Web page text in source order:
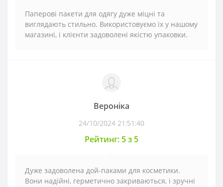
Паперові пакети для одягу дуже міцні та
виглядають стильно. Використовуємо їх у нашому
магазині, і клієнти задоволені якістю упаковки.
Вероніка
24/10/2024 21:51:40
Рейтинг: 5 з 5
Дуже задоволена дой-паками для косметики.
Вони надійні, герметично закриваються, і зручні